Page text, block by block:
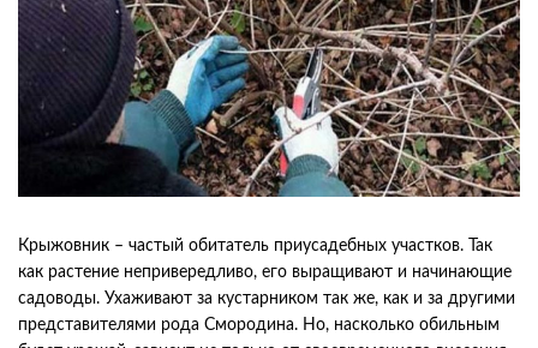
Крыжовник – частый обитатель приусадебных участков. Так
как растение непривередливо, его выращивают и начинающие
садоводы. Ухаживают за кустарником так же, как и за другими
представителями рода Смородина. Но, насколько обильным